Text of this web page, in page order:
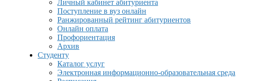
Личный кабинет абитуриента
Поступление в вуз онлайн
Ранжированный рейтинг абитуриентов
Онлайн оплата
Профориентация
Архив
Студенту
Каталог услуг
Электронная информационно-образовательная среда